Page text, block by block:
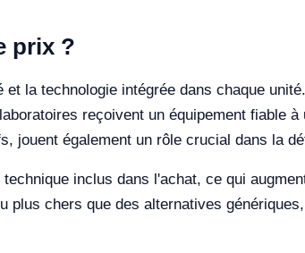
prix ?
la technologie intégrée dans chaque
reçoivent un équipement fiable
jouent également un rôle crucial dans la
inclus dans l'achat, ce qui
plus chers que des alternatives